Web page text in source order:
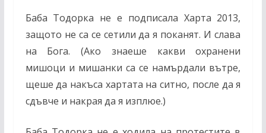
Баба Тодорка не е подписала Харта 2013,
защото не са се сетили да я поканят. И слава
на Бога. (Ако знаеше какви охранени
мишоци и мишанки са се намърдали вътре,
щеше да накъса хартата на ситно, после да я
сдъвче и накрая да я изплюе.)